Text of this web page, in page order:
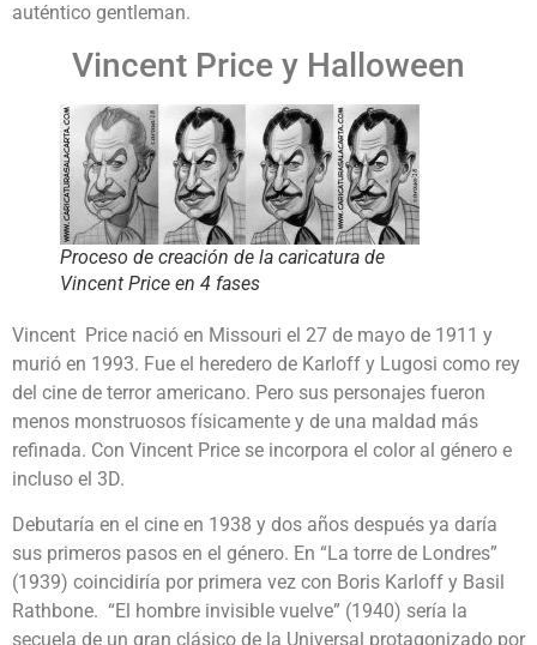
auténtico gentleman.
Vincent Price y Halloween
Proceso de creación de la caricatura de
Vincent Price en 4 fases
Vincent Price nació en Missouri el 27 de mayo de 1911 y
murió en 1993. Fue el heredero de Karloff y Lugosi como rey
del cine de terror americano. Pero sus personajes fueron
menos monstruosos físicamente y de una maldad más
refinada. Con Vincent Price se incorpora el color al género e
incluso el 3D.
Debutaría en el cine en 1938 y dos años después ya daría
sus primeros pasos en el género. En “La torre de Londres”
(1939) coincidiría por primera vez con Boris Karloff y Basil
Rathbone. “El hombre invisible vuelve” (1940) sería la
secuela de un gran clásico de la Universal protagonizado por